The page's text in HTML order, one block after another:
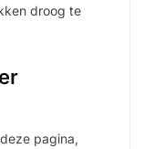
droog te
pagina,